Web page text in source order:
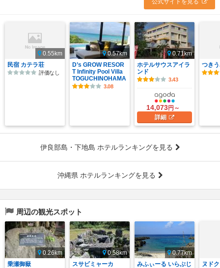
公式サイトを見る
0.55km
民宿 カテラ荘
評価なし
0.57km
D’s GROW RESOR
T Infinity Pool Villa
TOGUCHINOHAMA
3.08
0.71km
ホテルサウスアイラ
ンド
3.43
14,073円～
詳細
つき
伊良部島・下地島 ホテルランキングを見る
沖縄県 ホテルランキングを見る
周辺の観光スポット
0.26km
乗瀬御嶽
0.58km
スサビミャーカ
0.77km
みふぃーる いらぶじ
ヌド